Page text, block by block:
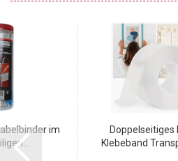
im
Doppelseitiges
Klebeband